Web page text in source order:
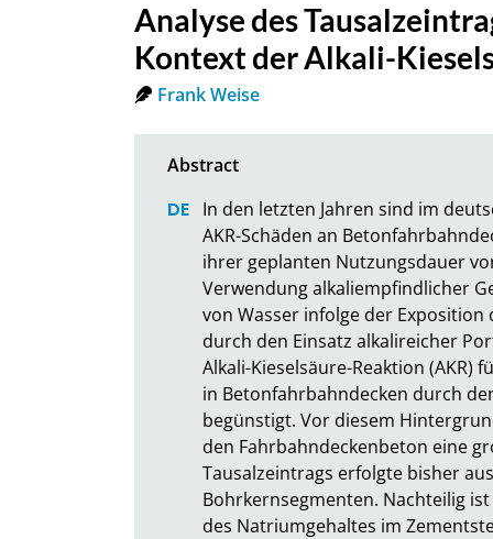
Analyse des
Kontext der Alkali-
Frank Weise
In den letzten Jahren sind im
AKR-Schäden an
ihrer geplanten Nutzungsdauer
Verwendung alkaliempfindlicher
von Wasser infolge der
durch den Einsatz alkalireicher
Alkali-Kieselsäure-Reaktion (AKR)
in Betonfahrbahndecken durch
begünstigt. Vor diesem
den Fahrbahndeckenbeton eine
Tausalzeintrags erfolgte bisher
Bohrkernsegmenten. Nachteilig
des Natriumgehaltes im